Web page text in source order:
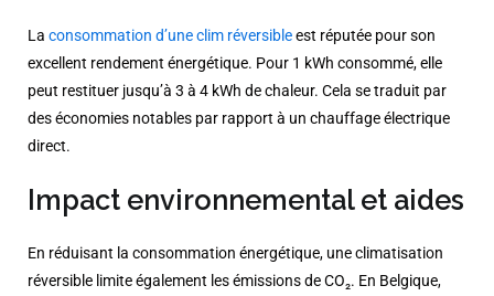
La consommation d’une clim réversibleest réputée pour son
excellent rendement énergétique. Pour 1 kWh consommé, elle
peut restituer jusqu’à 3 à 4 kWh de chaleur. Cela se traduit par
des économies notables par rapport à un chauffage électrique
direct.
Impact environnemental et aides
En réduisant la consommation énergétique, une climatisation
réversible limite également les émissions de CO₂. En Belgique,